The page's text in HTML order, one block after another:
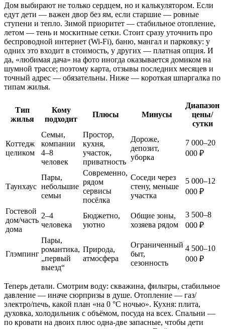
Дом выбирают не только сердцем, но и калькулятором. Если
едут дети — важен двор без ям, если старшие — ровные
ступени и тепло. Зимой приоритет — стабильное отопление,
летом — тень и москитные сетки. Стоит сразу уточнить про
беспроводной интернет (Wi‑Fi), баню, мангал и парковку: у
одних это входит в стоимость, у других — платная опция. И
да, «любимая дача» на фото иногда оказывается домиком на
шумной трассе; поэтому карта, отзывы последних месяцев и
точный адрес — обязательны. Ниже — короткая шпаргалка по
типам жилья.
Тип
жилья
Кому
подходит
Плюсы Минусы
Диапазон
цены/
сутки
Коттедж
целиком
Семьи,
компании
4–8
человек
Простор,
кухня,
участок,
приватность
Дороже,
депозит,
уборка
7 000–20
000 ₽
Таунхаус
Пары,
небольшие
семьи
Современно,
рядом
сервисы
посёлка
Соседи через
стену, меньше
участка
5 000–12
000 ₽
Гостевой
дом/часть
дома
2–4
человека
Бюджетно,
уютно
Общие зоны,
хозяева рядом
3 500–8
000 ₽
Глэмпинг
Пары,
романтика,
„первый
выезд“
Природа,
атмосфера
Ограниченный
быт,
сезонность
4 500–10
000 ₽
Теперь детали. Смотрим воду: скважина, фильтры, стабильное
давление — иначе сюрпризы в душе. Отопление — газ/
электро/печь, какой план «на 0 °C ночью». Кухня: плита,
духовка, холодильник с объёмом, посуда на всех. Спальни —
по кровати на двоих плюс одна-две запасные, чтобы дети